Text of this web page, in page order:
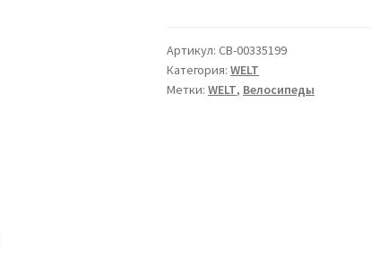
MD
1.0
29•2026•
Артикул:CB-00335199
Категория:WELT
Метки:WELT, Велосипеды